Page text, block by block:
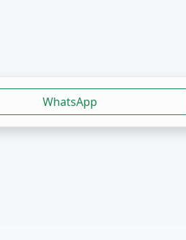
WhatsApp